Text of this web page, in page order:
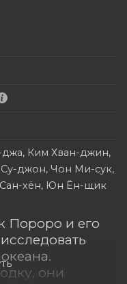
Ким Хван-джин,
джон, Чон Ми-сук,
хён, Юн Ён-щик
Пороро и его
они